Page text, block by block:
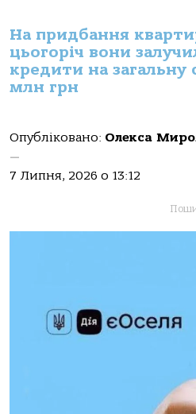
На придбання
цьогоріч вони
кредити на загальну
млн грн
Опубліковано: Олекса
—
7 Липня, 2026 о 13:12